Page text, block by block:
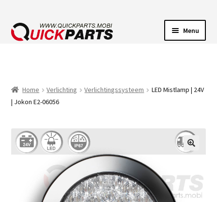
Menu
CLAXONS
ELEKTRISCHE CONNECTOREN
Home Verlichting Verlichtingssysteem
LED Mistlamp | 24V
| Jokon E2-06056